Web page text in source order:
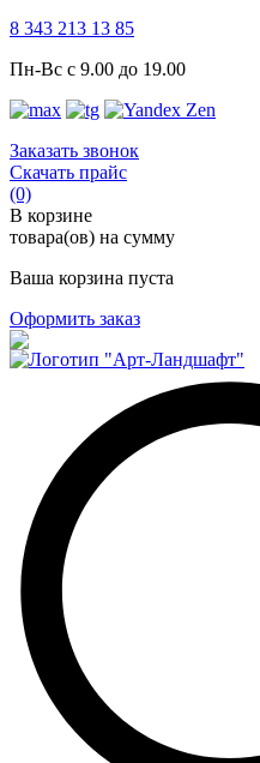
8 343 213 13 85
Пн-Вс с 9.00 до 19.00
Заказать звонок
Скачать прайс
(0)
В корзине
товара(ов) на сумму
Ваша корзина пуста
Оформить заказ